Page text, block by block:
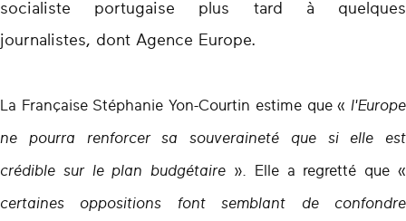
socialiste portugaise plus tard à quelques
journalistes, dont Agence Europe.
La Française Stéphanie Yon-Courtin estime que « l'Europe
ne pourra renforcer sa souveraineté que si elle est
crédible sur le plan budgétaire ». Elle a regretté que «
certaines oppositions font semblant de confondre